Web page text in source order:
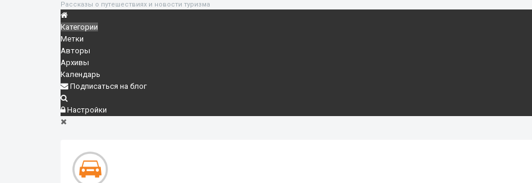
Рассказы о путешествиях и новости туризма
Категории
Метки
Авторы
Архивы
Календарь
Подписаться на блог
Настройки